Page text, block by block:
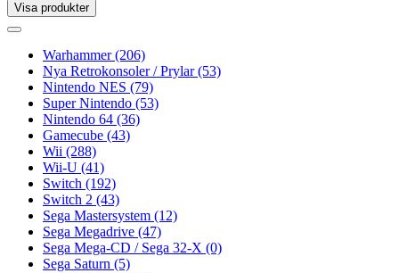
Visa produkter
Toggle
Toggle
navigationWarhammer(206)
Nya Retrokonsoler / Prylar(53)
Nintendo NES (79)
Super Nintendo (53)
Nintendo 64 (36)
Gamecube (43)
Wii (288)
Wii-U (41)
Switch (192)
Switch 2 (43)
Sega Mastersystem (12)
Sega Megadrive (47)
Sega Mega-CD / Sega 32-X (0)
Sega Saturn (5)